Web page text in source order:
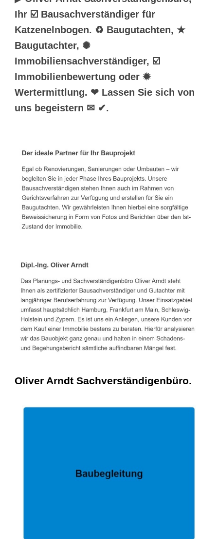
Ihr ☑️ Bausachverständiger für
Katzenelnbogen. ♻ Baugutachten, ★
Baugutachter, ✺
Immobiliensachverständiger, ☑️
Immobilienbewertung oder ✹
Wertermittlung. ❤ Lassen Sie sich von
uns begeistern ✉ ✔.
Oliver Arndt Sachverständigenbüro.